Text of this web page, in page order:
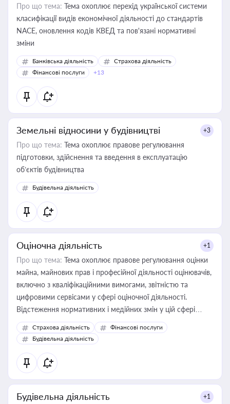
Про що тема: Тема охоплює перехід української системи
класифікації видів економічної діяльності до стандартів
NACE, оновлення кодів КВЕД та пов'язані нормативні
зміни
Банківська діяльність
Страхова діяльність
Фінансові послуги
+13
Земельні відносини у будівництві +3
Про що тема: Тема охоплює правове регулювання
підготовки, здійснення та введення в експлуатацію
об’єктів будівництва
Будівельна діяльність
Оціночна діяльність +1
Про що тема: Тема охоплює правове регулювання оцінки
майна, майнових прав і професійної діяльності оцінювачів,
включно з кваліфікаційними вимогами, звітністю та
цифровими сервісами у сфері оціночної діяльності.
Відстеження нормативних і медійних змін у цій сфері
корисне для власника бізнесу, керівника, юриста або
бухгалтера під час оподаткування, приватизації, оренди
державного майна, корпоративних угод і перевірки
статусу суб'єктів оціночної діяльності
Страхова діяльність
Фінансові послуги
Будівельна діяльність
Будівельна діяльність +1